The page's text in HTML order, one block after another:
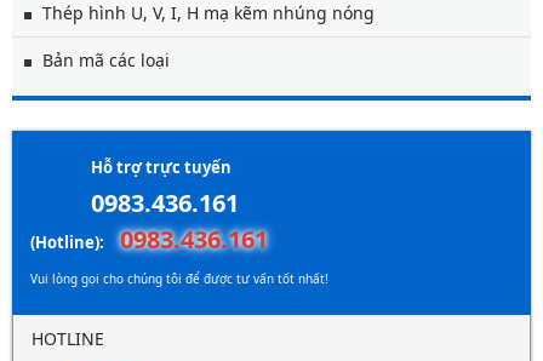
Thép hình U, V, I, H mạ kẽm nhúng nóng
Bản mã các loại
Hỗ trợ trực tuyến
0983.436.161
(Hotline): 0983.436.161
Vui lòng gọi cho chúng tôi để được tư vấn tốt nhất!
HOTLINE